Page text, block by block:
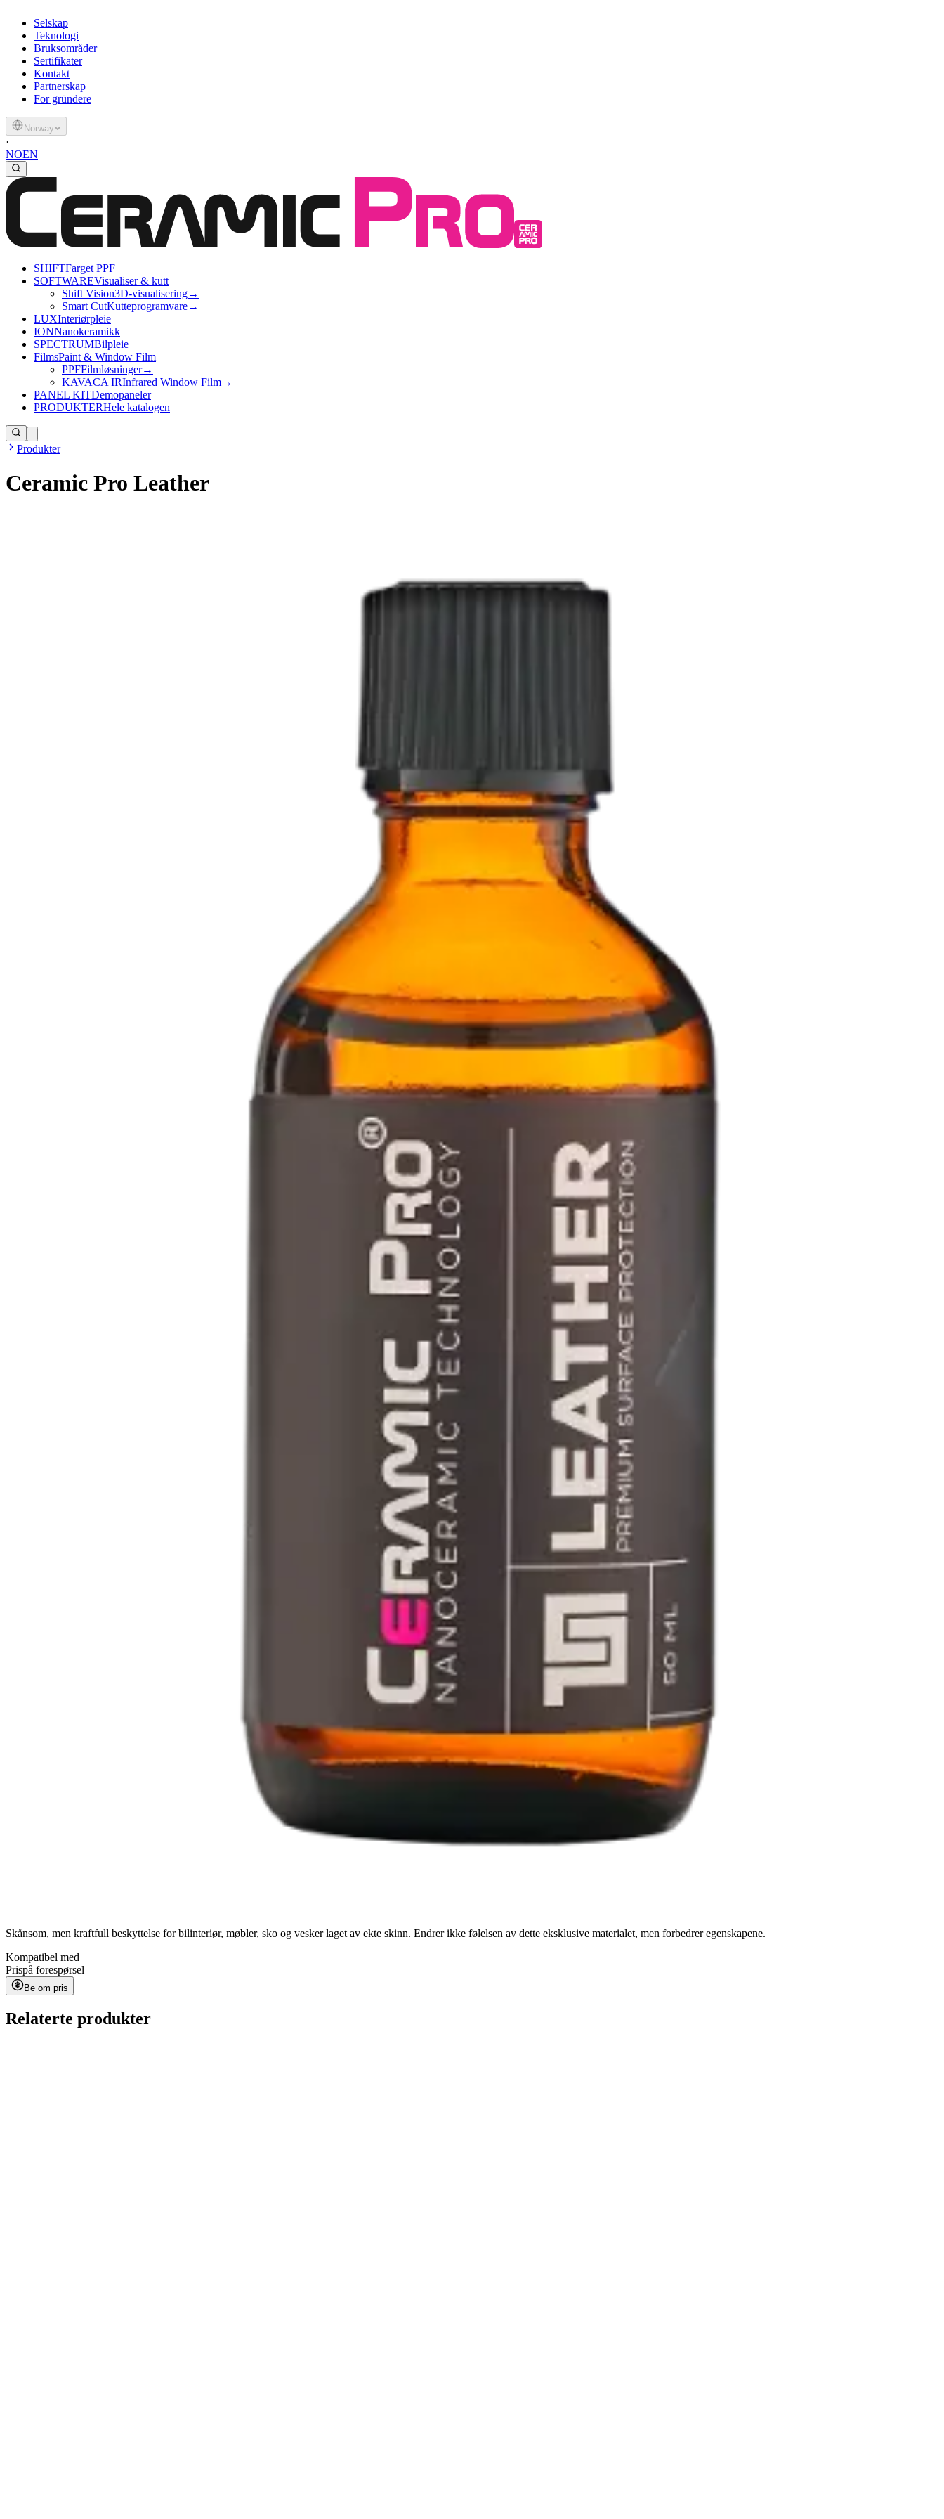
Selskap
Teknologi
Bruksområder
Sertifikater
Kontakt
Partnerskap
For gründere
Norway
·
NOEN
SHIFTFarget PPF
SOFTWAREVisualiser & kutt
Shift Vision3D-visualisering→
Smart CutKutteprogramvare→
LUXInteriørpleie
IONNanokeramikk
SPECTRUMBilpleie
FilmsPaint & Window Film
PPFFilmløsninger→
KAVACA IRInfrared Window Film→
PANEL KITDemopaneler
PRODUKTERHele katalogen
Produkter
Ceramic Pro Leather
Skånsom, men kraftfull beskyttelse for bilinteriør, møbler, sko og vesker laget av ekte skinn. Endrer ikke følelsen av dette eksklusive materialet, men forbedrer egenskapene.
Kompatibel med
Prispå forespørsel
Be om pris
Relaterte produkter